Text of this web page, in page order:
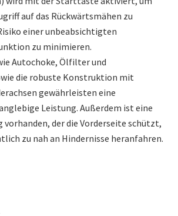
auf das Rückwärtsmähen zu
einer unbeabsichtigten
zu minimieren.
Autochoke, Ölfilter und
die robuste Konstruktion mit
gewährleisten eine
Leistung. Außerdem ist eine
der die Vorderseite schützt,
zu nah an Hindernisse heranfahren.